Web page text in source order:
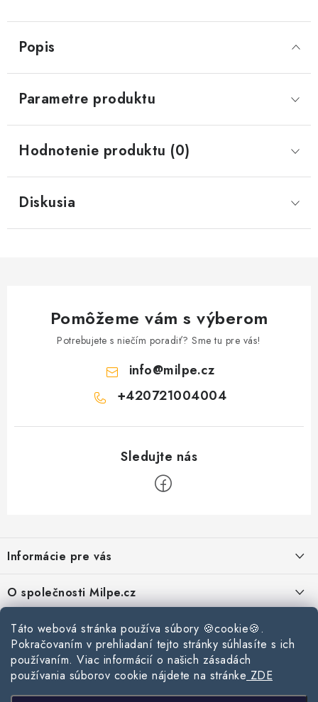
Táto webová stránka používa súbory 🍪cookie🍪.
Pokračovaním v prehliadaní tejto stránky súhlasíte s ich
používaním. Viac informácií o našich zásadách
používania súborov cookie nájdete na stránke ZDE
Popis
Parametre produktu
Hodnotenie produktu (0)
Diskusia
Pomôžeme vám s výberom
Potrebujete s niečím poradiť? Sme tu pre vás!
info@milpe.cz
+420721004004
p
ä
t
Informácie pre vás
Zásady používania súborov cookie
Podmínky ochrany osobních údajů
Obchodní podmínky
O společnosti Milpe.cz
O spoločnosti Milpe
Kontakty
Kontaktné informácie
Stavebný blog
Ako vybrať správnu difúznu fóliu pre strechu?